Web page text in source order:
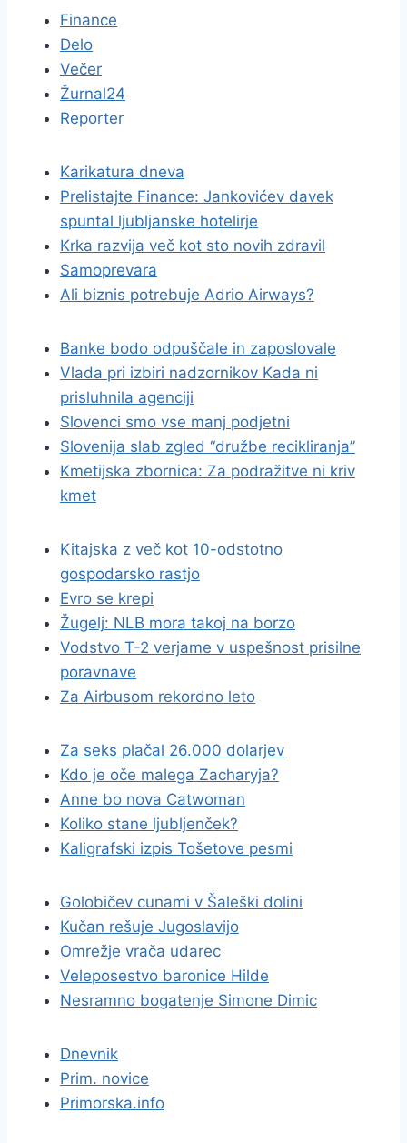
Finance
Delo
Večer
Žurnal24
Reporter
Karikatura dneva
Prelistajte Finance: Jankovićev davek
spuntal ljubljanske hotelirje
Krka razvija več kot sto novih zdravil
Samoprevara
Ali biznis potrebuje Adrio Airways?
Banke bodo odpuščale in zaposlovale
Vlada pri izbiri nadzornikov Kada ni
prisluhnila agenciji
Slovenci smo vse manj podjetni
Slovenija slab zgled “družbe recikliranja”
Kmetijska zbornica: Za podražitve ni kriv
kmet
Kitajska z več kot 10-odstotno
gospodarsko rastjo
Evro se krepi
Žugelj: NLB mora takoj na borzo
Vodstvo T-2 verjame v uspešnost prisilne
poravnave
Za Airbusom rekordno leto
Za seks plačal 26.000 dolarjev
Kdo je oče malega Zacharyja?
Anne bo nova Catwoman
Koliko stane ljubljenček?
Kaligrafski izpis Tošetove pesmi
Golobičev cunami v Šaleški dolini
Kučan rešuje Jugoslavijo
Omrežje vrača udarec
Veleposestvo baronice Hilde
Nesramno bogatenje Simone Dimic
Dnevnik
Prim. novice
Primorska.info